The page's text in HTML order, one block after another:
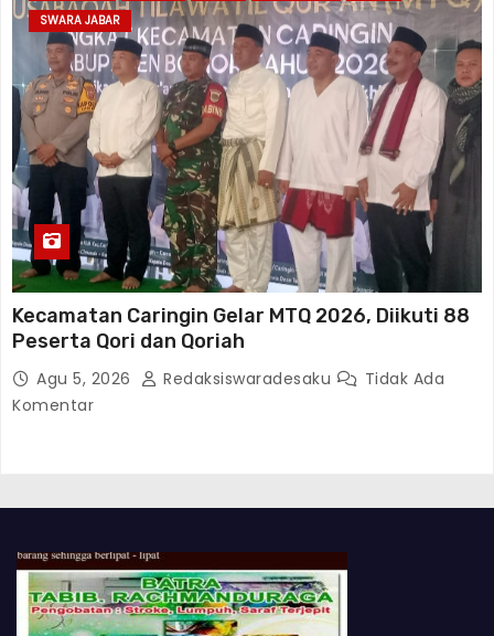
SWARA JABAR
Kecamatan Caringin Gelar MTQ 2026, Diikuti 88
Peserta Qori dan Qoriah
Agu 5, 2026 Redaksiswaradesaku
Tidak Ada
Komentar